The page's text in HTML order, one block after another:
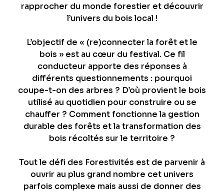
rapprocher du monde forestier et découvrir
l’univers du bois local !
L’objectif de « (re)connecter la forêt et le
bois » est au cœur du festival. Ce fil
conducteur apporte des réponses à
différents questionnements : pourquoi
coupe-t-on des arbres ? D’où provient le bois
utilisé au quotidien pour construire ou se
chauffer ? Comment fonctionne la gestion
durable des forêts et la transformation des
bois récoltés sur le territoire ?
Tout le défi des Forestivités est de parvenir à
ouvrir au plus grand nombre cet univers
parfois complexe mais aussi de donner des